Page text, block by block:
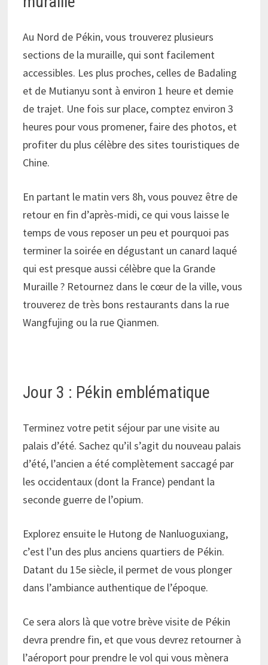
Au Nord de Pékin, vous trouverez plusieurs
sections de la muraille, qui sont facilement
accessibles. Les plus proches, celles de Badaling
et de Mutianyu sont à environ 1 heure et demie
de trajet. Une fois sur place, comptez environ 3
heures pour vous promener, faire des photos, et
profiter du plus célèbre des sites touristiques de
Chine.
En partant le matin vers 8h, vous pouvez être de
retour en fin d’après-midi, ce qui vous laisse le
temps de vous reposer un peu et pourquoi pas
terminer la soirée en dégustant un canard laqué
qui est presque aussi célèbre que la Grande
Muraille ? Retournez dans le cœur de la ville, vous
trouverez de très bons restaurants dans la rue
Wangfujing ou la rue Qianmen.
Jour 3 : Pékin emblématique
Terminez votre petit séjour par une visite au
palais d’été. Sachez qu’il s’agit du nouveau palais
d’été, l’ancien a été complètement saccagé par
les occidentaux (dont la France) pendant la
seconde guerre de l’opium.
Explorez ensuite le Hutong de Nanluoguxiang,
c’est l’un des plus anciens quartiers de Pékin.
Datant du 15e siècle, il permet de vous plonger
dans l’ambiance authentique de l’époque.
Ce sera alors là que votre brève visite de Pékin
devra prendre fin, et que vous devrez retourner à
l’aéroport pour prendre le vol qui vous mènera